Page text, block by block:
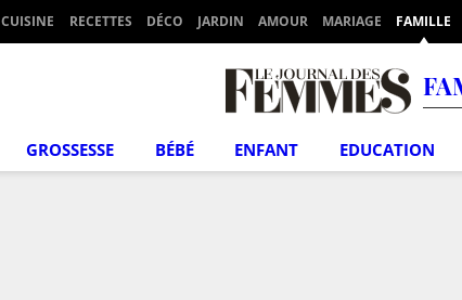
CUISINE RECETTES DÉCO JARDIN AMOUR MARIAGE FAMILLE
GROSSESSE BÉBÉ ENFANT EDUCATION